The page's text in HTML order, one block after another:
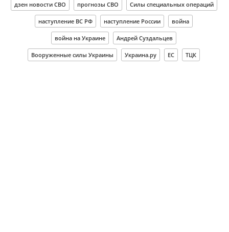
дзен новости СВО прогнозы СВО Силы специальных операций
наступление ВС РФ наступление России война
война на Украине Андрей Суздальцев
Вооруженные силы Украины Украина.ру ЕС ТЦК